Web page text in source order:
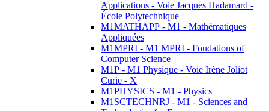
Applications - Voie Jacques Hadamard -
École Polytechnique
M1MATHAPP - M1 - Mathématiques
Appliquées
M1MPRI - M1 MPRI - Foudations of
Computer Science
M1P - M1 Physique - Voie Irène Joliot
Curie - X
M1PHYSICS - M1 - Physics
M1SCTECHNRJ - M1 - Sciences and